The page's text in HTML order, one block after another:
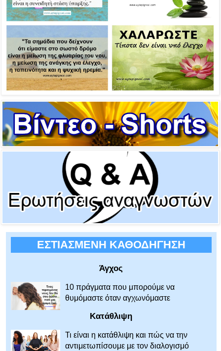
ΕΣΤΙΑΣΜΕΝΗ ΚΑΘΟΔΗΓΗΣΗ
Άγχος
10 πράγματα που μπορούμε να
θυμόμαστε όταν αγχωνόμαστε
Κατάθλιψη
Τι είναι η κατάθλιψη και πώς να την
αντιμετωπίσουμε με τον διαλογισμό